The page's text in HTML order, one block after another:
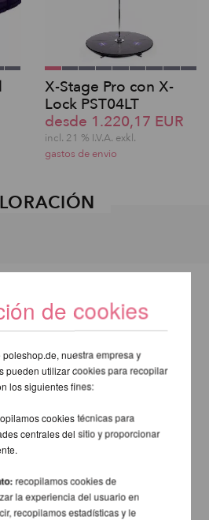
X-Stage Pro con X-
Lock PST04LT
desde 1.220,17 EUR
incl. 21 % I.V.A. exkl.
gastos de envio
de cookies
nuestra empresa y
pueden utilizar cookies para recopilar
los siguientes fines:
cookies técnicas para
centrales del sitio y proporcionar
recopilamos cookies de
la experiencia del usuario en
recopilamos estadísticas y le